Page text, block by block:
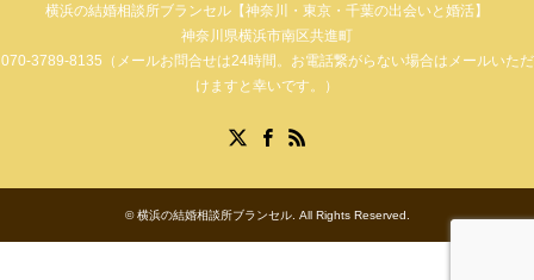
横浜の結婚相談所ブランセル【神奈川・東京・千葉の出会いと婚活】
神奈川県横浜市南区共進町
070-3789-8135（メールお問合せは24時間。お電話繋がらない場合はメールいただ
けますと幸いです。）
©横浜の結婚相談所ブランセル. All Rights Reserved.